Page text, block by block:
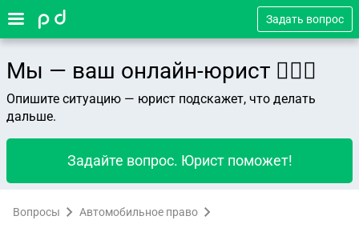
Задать вопрос
Мы — ваш онлайн-юрист 👨🏻‍⚖️
Опишите ситуацию — юрист подскажет, что делать
дальше.
Задайте вопрос. Юрист поможет!
Вопросы Автомобильное право